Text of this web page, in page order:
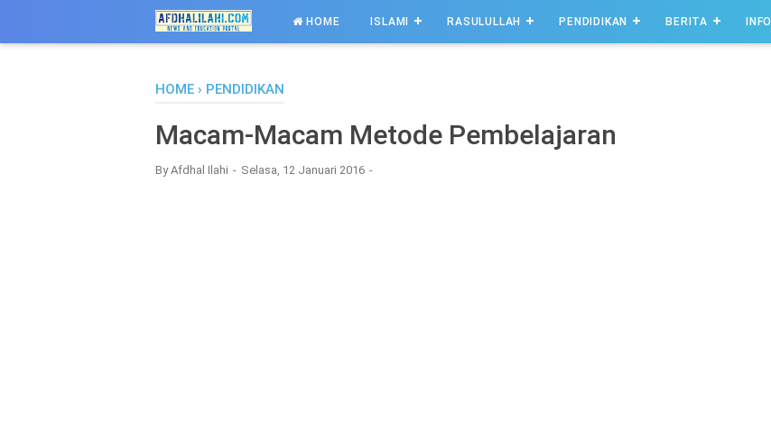
HOME ISLAMI RASULULLAH PENDIDIKAN BERITA INFO
HOME › PENDIDIKAN
Macam-Macam Metode Pembelajaran
ByAfdhal Ilahi Selasa, 12 Januari 2016